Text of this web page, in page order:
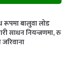
रूपमा बालुवा लोड
साधन नियन्त्रणमा, रु